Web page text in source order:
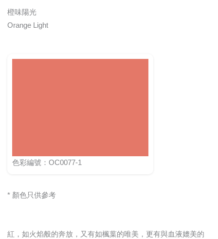
橙味陽光
Orange Light
色彩編號：OC0077-1
* 顏色只供參考
紅，如火焰般的奔放，又有如楓葉的唯美，更有與血液媲美的